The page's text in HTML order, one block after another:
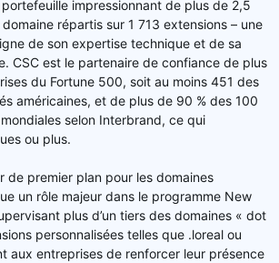
impressionnant de plus de 2,5
répartis sur 1 713 extensions – une
de son expertise technique et de sa
CSC est le partenaire de confiance de plus
du Fortune 500, soit au moins 451 des
américaines, et de plus de 90 % des 100
selon Interbrand, ce qui
ou plus.
de premier plan pour les domaines
un rôle majeur dans le programme New
plus d’un tiers des domaines « dot
personnalisées telles que .loreal ou
aux entreprises de renforcer leur présence